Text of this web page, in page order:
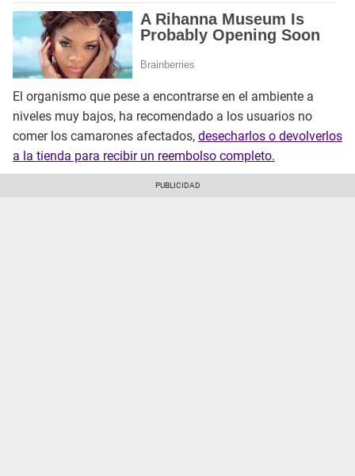
El organismo que pese a encontrarse en el ambiente a
niveles muy bajos, ha recomendado a los usuarios no
comer los camarones afectados, desecharlos o devolverlos
a la tienda para recibir un reembolso completo.